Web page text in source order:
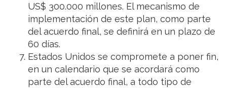
US$ 300.000 millones. El mecanismo de
implementación de este plan, como parte
del acuerdo final, se definirá en un plazo de
60 días.
Estados Unidos se compromete a poner fin,
en un calendario que se acordará como
parte del acuerdo final, a todo tipo de